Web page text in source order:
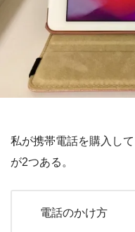
私が携帯電話を購入し
が2つある。
電話のかけ方